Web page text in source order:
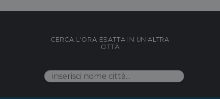
CERCA L'ORA ESATTA IN UN'ALTRA
CITTÀ